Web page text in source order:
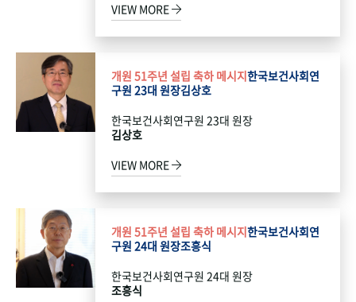
VIEW MORE
개원 51주년 설립 축하 메시지한국보건사회연
구원 23대 원장김상호
한국보건사회연구원 23대 원장
김상호
VIEW MORE
개원 51주년 설립 축하 메시지한국보건사회연
구원 24대 원장조흥식
한국보건사회연구원 24대 원장
조흥식